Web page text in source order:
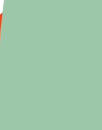
les ouvrages